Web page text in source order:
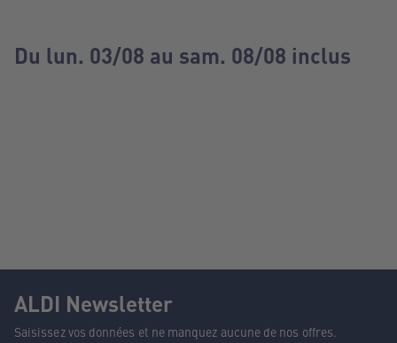
Du lun. 03/08 au sam. 08/08 inclus
ALDI Newsletter
Saisissez vos données et ne manquez aucune de nos offres.